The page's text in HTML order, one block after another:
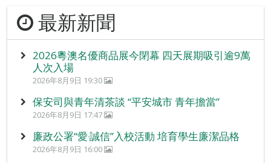
最新新聞
2026粵澳名優商品展今閉幕 四天展期吸引逾9萬
人次入場
2026年8月9日 19:30
保安司與青年清茶談 “平安城市 青年擔當”
2026年8月9日 17:47
廉政公署“愛‧誠信”入校活動 培育學生廉潔品格
2026年8月9日 16:00